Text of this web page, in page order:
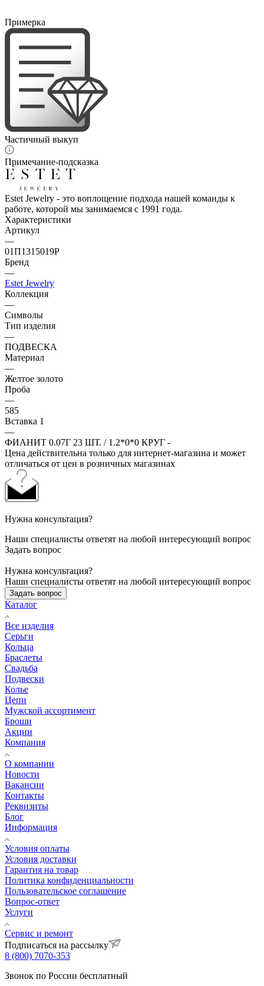
Примерка
Частичный выкуп
Примечание-подсказка
Estet Jewelry - это воплощение подхода нашей команды к
работе, которой мы занимаемся с 1991 года.
Характеристики
Артикул
—
01П1315019Р
Бренд
—
Estet Jewelry
Коллекция
—
Символы
Тип изделия
—
ПОДВЕСКА
Материал
—
Желтое золото
Проба
—
585
Вставка 1
—
ФИАНИТ 0.07Г 23 ШТ. / 1.2*0*0 КРУГ -
Цена действительна только для интернет-магазина и может
отличаться от цен в розничных магазинах
Нужна консультация?
Наши специалисты ответят на любой интересующий вопрос
Задать вопрос
Нужна консультация?
Наши специалисты ответят на любой интересующий вопрос
Задать вопрос
Каталог
Все изделия
Серьги
Кольца
Браслеты
Свадьба
Подвески
Колье
Цепи
Мужской ассортимент
Броши
Акции
Компания
О компании
Новости
Вакансии
Контакты
Реквизиты
Блог
Информация
Условия оплаты
Условия доставки
Гарантия на товар
Политика конфиденциальности
Пользовательское соглашение
Вопрос-ответ
Услуги
Сервис и ремонт
Подписаться на рассылку
8 (800) 7070-353
Звонок по России бесплатный